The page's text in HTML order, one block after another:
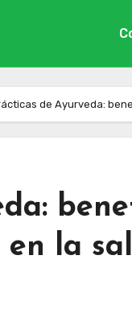
de Ayurveda:
la